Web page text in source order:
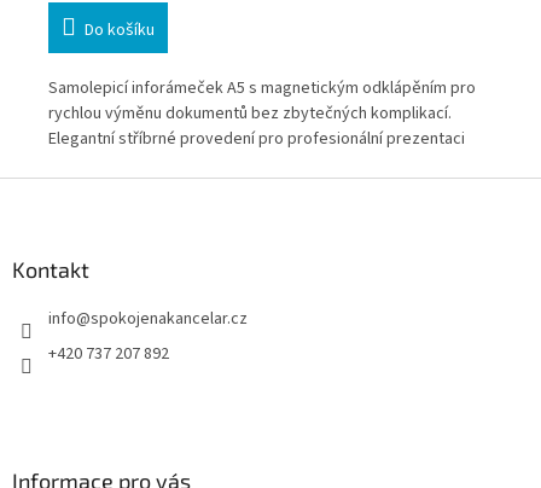
Do košíku
Samolepicí inforámeček A5 s magnetickým odklápěním pro
rychlou výměnu dokumentů bez zbytečných komplikací.
Elegantní stříbrné provedení pro profesionální prezentaci
Kontakt
info@spokojenakancelar.cz
+420 737 207 892
Informace pro vás